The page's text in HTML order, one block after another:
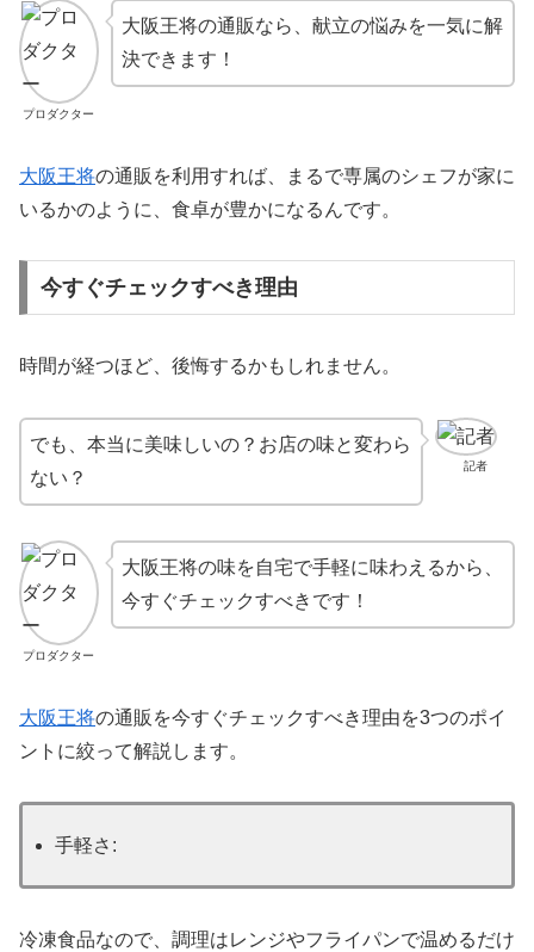
プロダクター
大阪王将の通販なら、献立の悩みを一気に解
決できます！
大阪王将の通販を利用すれば、まるで専属のシェフが家に
いるかのように、食卓が豊かになるんです。
今すぐチェックすべき理由
時間が経つほど、後悔するかもしれません。
記者
でも、本当に美味しいの？お店の味と変わら
ない？
プロダクター
大阪王将の味を自宅で手軽に味わえるから、
今すぐチェックすべきです！
大阪王将の通販を今すぐチェックすべき理由を3つのポイ
ントに絞って解説します。
手軽さ:
冷凍食品なので、調理はレンジやフライパンで温めるだけ